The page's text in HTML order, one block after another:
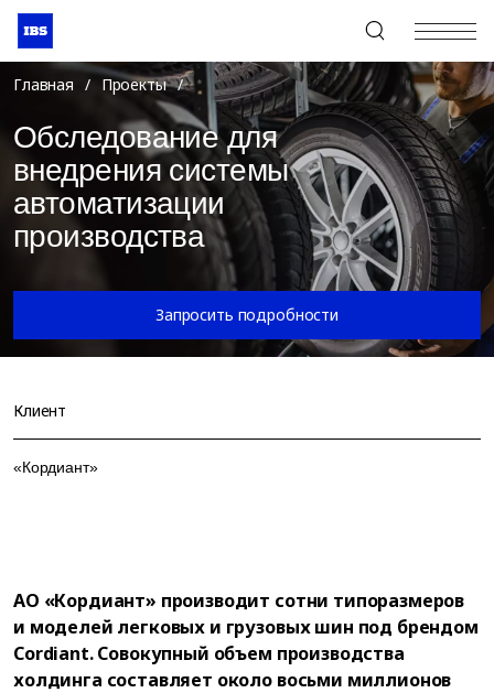
+7 (495) 967-80-80
Главная / Проекты /
Обследование для
внедрения системы
автоматизации
производства
Запросить подробности
Клиент
«Кордиант»
АО «Кордиант» производит сотни типоразмеров
и моделей легковых и грузовых шин под брендом
Cordiant. Совокупный объем производства
холдинга составляет около восьми миллионов